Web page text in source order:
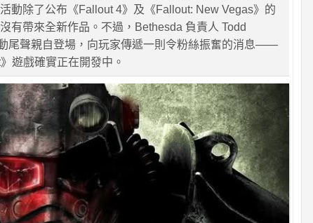
動除了公布《Fallout 4》及《Fallout: New Vegas》的
有帶來全新作品。不過，Bethesda 負責人 Todd
尾聲親自登場，向玩家傳遞一則令粉絲振奮的消息——
遊戲確實正在開發中。